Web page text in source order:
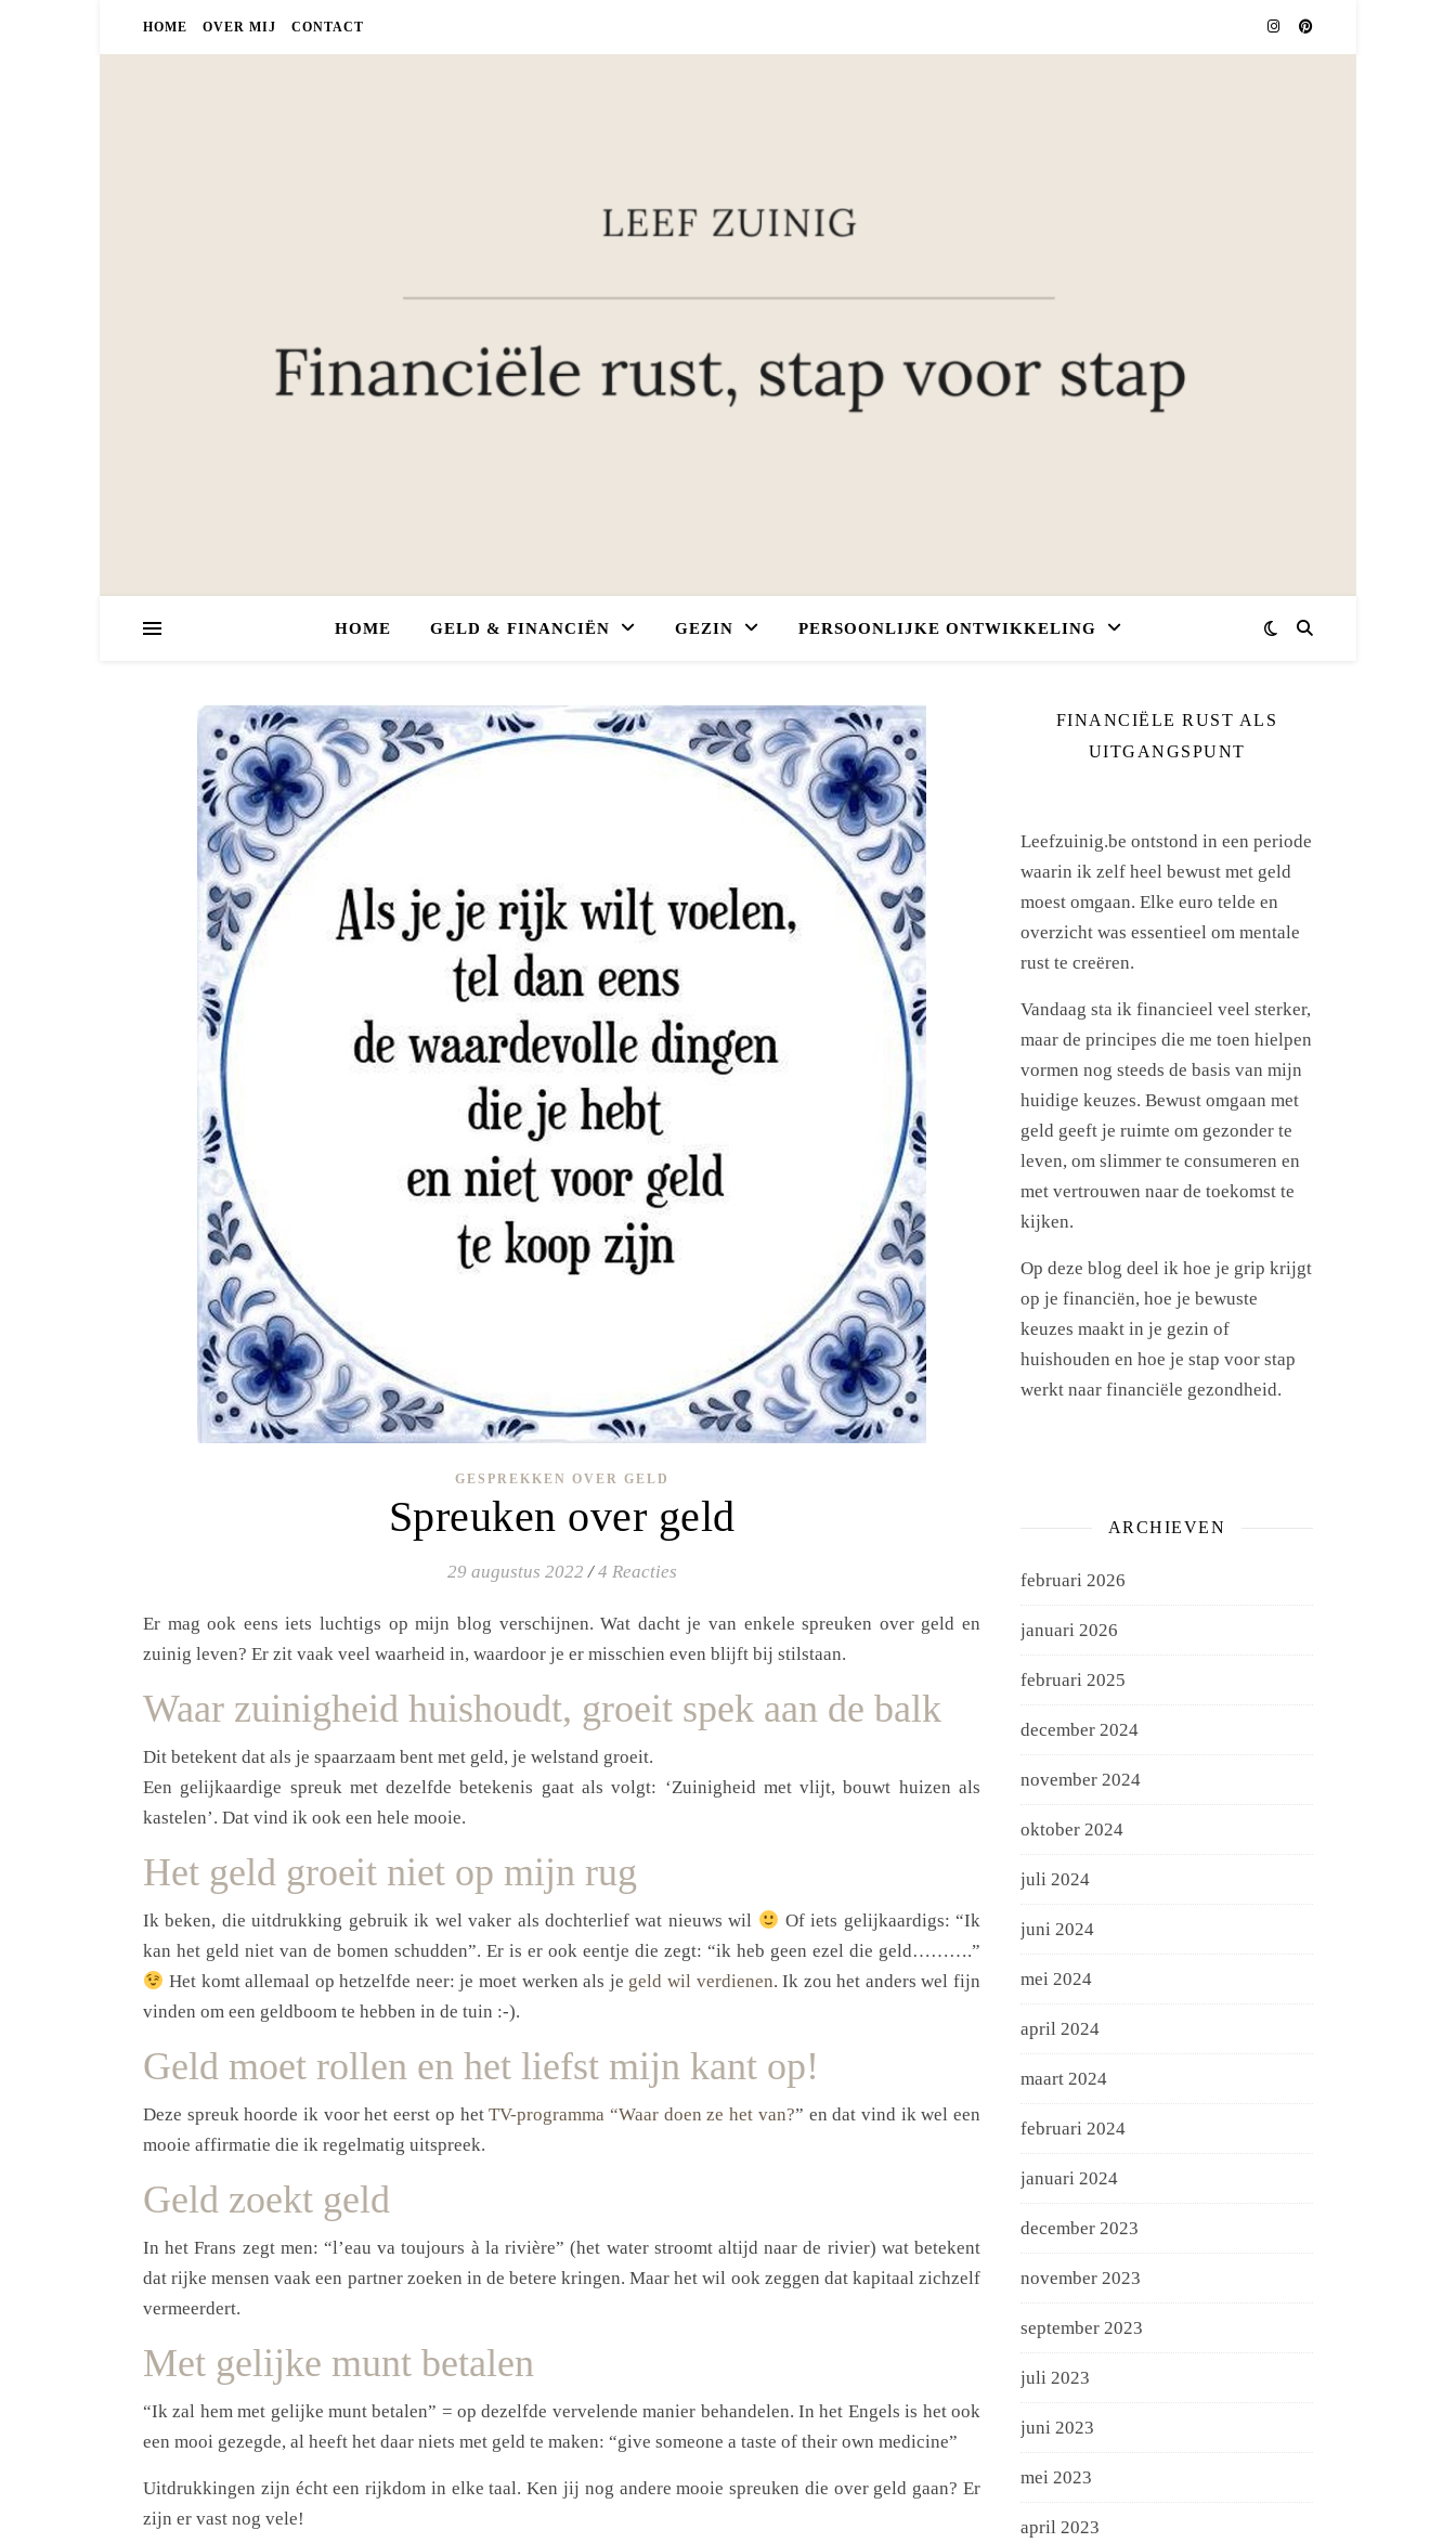
HOME OVER MIJ CONTACT
HOME GELD & FINANCIËN GEZIN PERSOONLIJKE ONTWIKKELING
GESPREKKEN OVER GELD
Spreuken over geld
29 augustus 2022 / 4 Reacties
Er mag ook eens iets luchtigs op mijn blog verschijnen. Wat dacht je van enkele spreuken over geld en
zuinig leven? Er zit vaak veel waarheid in, waardoor je er misschien even blijft bij stilstaan.
Waar zuinigheid huishoudt, groeit spek aan de balk
Dit betekent dat als je spaarzaam bent met geld, je welstand groeit.
Een gelijkaardige spreuk met dezelfde betekenis gaat als volgt: ‘Zuinigheid met vlijt, bouwt huizen als
kastelen’. Dat vind ik ook een hele mooie.
Het geld groeit niet op mijn rug
Ik beken, die uitdrukking gebruik ik wel vaker als dochterlief wat nieuws wil
Of iets gelijkaardigs: “Ik
kan het geld niet van de bomen schudden”. Er is er ook eentje die zegt: “ik heb geen ezel die geld……….”
Het komt allemaal op hetzelfde neer: je moet werken als je geld wil verdienen. Ik zou het anders wel fijn
vinden om een geldboom te hebben in de tuin :-).
Geld moet rollen en het liefst mijn kant op!
Deze spreuk hoorde ik voor het eerst op hetTV-programma “Waar doen ze het van?” en dat vind ik wel een
mooie affirmatie die ik regelmatig uitspreek.
Geld zoekt geld
In het Frans zegt men: “l’eau va toujours à la rivière” (het water stroomt altijd naar de rivier) wat betekent
dat rijke mensen vaak een partner zoeken in de betere kringen. Maar het wil ook zeggen dat kapitaal zichzelf
vermeerdert.
Met gelijke munt betalen
“Ik zal hem met gelijke munt betalen” = op dezelfde vervelende manier behandelen. In het Engels is het ook
een mooi gezegde, al heeft het daar niets met geld te maken: “give someone a taste of their own medicine”
Uitdrukkingen zijn écht een rijkdom in elke taal. Ken jij nog andere mooie spreuken die over geld gaan? Er
zijn er vast nog vele!
FINANCIËLE RUST ALS
UITGANGSPUNT
Leefzuinig.be ontstond in een periode
waarin ik zelf heel bewust met geld
moest omgaan. Elke euro telde en
overzicht was essentieel om mentale
rust te creëren.
Vandaag sta ik financieel veel sterker,
maar de principes die me toen hielpen
vormen nog steeds de basis van mijn
huidige keuzes. Bewust omgaan met
geld geeft je ruimte om gezonder te
leven, om slimmer te consumeren en
met vertrouwen naar de toekomst te
kijken.
Op deze blog deel ik hoe je grip krijgt
op je financiën, hoe je bewuste
keuzes maakt in je gezin of
huishouden en hoe je stap voor stap
werkt naar financiële gezondheid.
ARCHIEVEN
februari 2026
januari 2026
februari 2025
december 2024
november 2024
oktober 2024
juli 2024
juni 2024
mei 2024
april 2024
maart 2024
februari 2024
januari 2024
december 2023
november 2023
september 2023
juli 2023
juni 2023
mei 2023
april 2023